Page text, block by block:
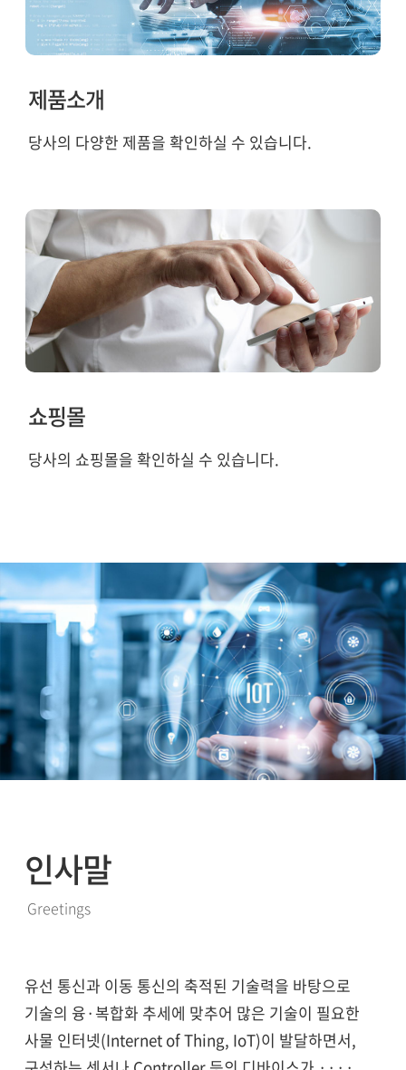
제품소개
당사의 다양한 제품을 확인하실 수 있습니다.
쇼핑몰
당사의 쇼핑몰을 확인하실 수 있습니다.
인사말
Greetings
유선 통신과 이동 통신의 축적된 기술력을 바탕으로
기술의 융·복합화 추세에 맞추어 많은 기술이 필요한
사물 인터넷(Internet of Thing, IoT)이 발달하면서,